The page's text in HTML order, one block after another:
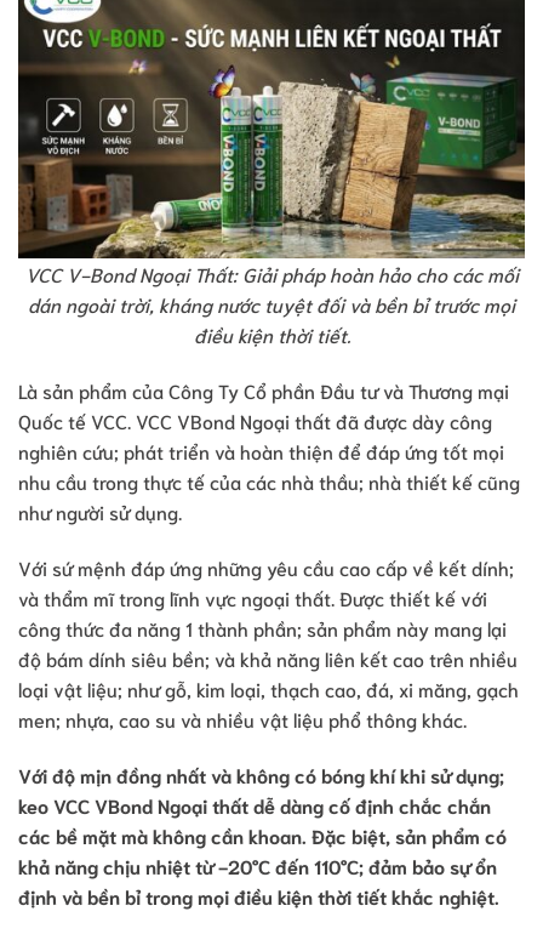
VCC V-Bond Ngoại Thất: Giải pháp hoàn hảo cho các mối
dán ngoài trời, kháng nước tuyệt đối và bền bỉ trước mọi
điều kiện thời tiết.
Là sản phẩm của Công Ty Cổ phần Đầu tư và Thương mại
Quốc tế VCC. VCC VBond Ngoại thất đã được dày công
nghiên cứu; phát triển và hoàn thiện để đáp ứng tốt mọi
nhu cầu trong thực tế của các nhà thầu; nhà thiết kế cũng
như người sử dụng.
Với sứ mệnh đáp ứng những yêu cầu cao cấp về kết dính;
và thẩm mĩ trong lĩnh vực ngoại thất. Được thiết kế với
công thức đa năng 1 thành phần; sản phẩm này mang lại
độ bám dính siêu bền; và khả năng liên kết cao trên nhiều
loại vật liệu; như gỗ, kim loại, thạch cao, đá, xi măng, gạch
men; nhựa, cao su và nhiều vật liệu phổ thông khác.
Với độ mịn đồng nhất và không có bóng khí khi sử dụng;
keo VCC VBond Ngoại thất dễ dàng cố định chắc chắn
các bề mặt mà không cần khoan. Đặc biệt, sản phẩm có
khả năng chịu nhiệt từ -20°C đến 110°C; đảm bảo sự ổn
định và bền bỉ trong mọi điều kiện thời tiết khắc nghiệt.